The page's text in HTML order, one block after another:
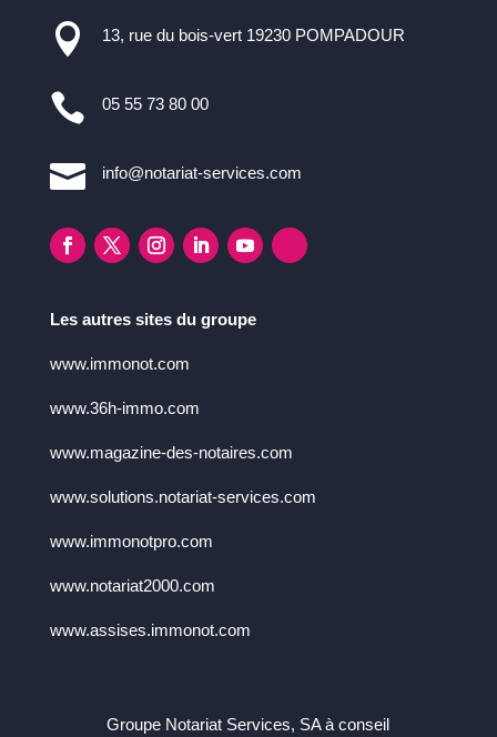
 13, rue du bois-vert 19230 POMPADOUR
 05 55 73 80 00
 info@notariat-services.com
Les autres sites du groupe
www.immonot.com
www.36h-immo.com
www.magazine-des-notaires.com
www.solutions.notariat-services.com
www.immonotpro.com
www.notariat2000.com
www.assises.immonot.com
Groupe Notariat Services, SA à conseil